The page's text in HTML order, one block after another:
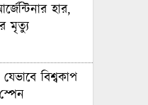
হার,
মৃত্যু
বিশ্বকাপ